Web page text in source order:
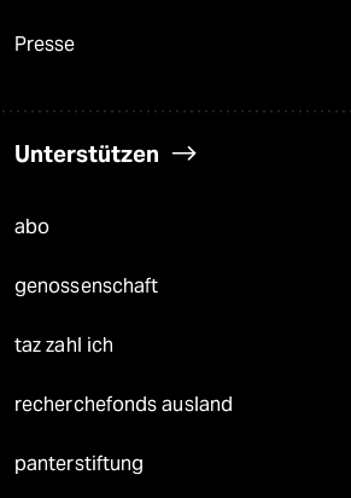
Presse
Unterstützen
abo
genossenschaft
taz zahl ich
recherchefonds ausland
panterstiftung